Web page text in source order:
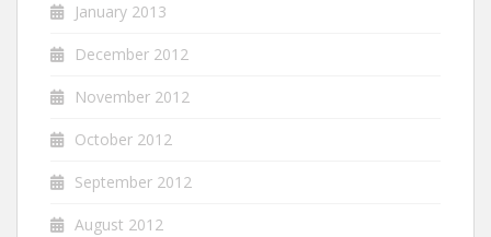
January 2013
December 2012
November 2012
October 2012
September 2012
August 2012